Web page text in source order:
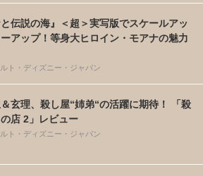
と伝説の海』＜超＞実写版でスケールアッ
アップ！等身大ヒロイン・モアナの魅力
ト・ディズニー・ジャパン
玄理、殺し屋“姉弟“の活躍に期待！ 「殺
店 2」レビュー
ト・ディズニー・ジャパン